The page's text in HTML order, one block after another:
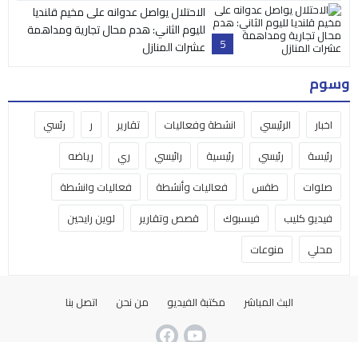
5
الاحتلال يواصل عدوانه على مخيم قلنديا
لليوم الثاني: هدم محال تجارية ومداهمة
عشرات المنازل
وسوم
اخبار الرئيسي انشطة وفعاليات تقارير ر
رئسي
رئيسة
رئيسي رئيسية رائيسي ري
رياضه
صلوات
طقس فعاليات وأنشطة
فعاليات وانشطة
فيديو كليب
فيسبوك قصص وتقارير
لوين رايحين
محلي
منوعات
البث المباشر مكتبة الفيديو من نحن اتصل بنا